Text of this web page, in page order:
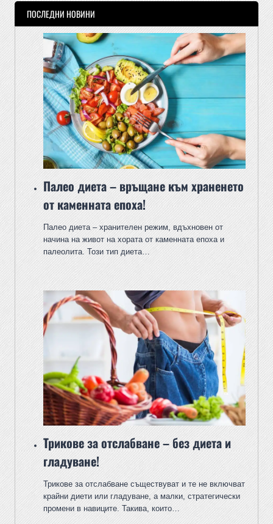
ПОСЛЕДНИ НОВИНИ
Палео диета – връщане към храненето
от каменната епоха!
Палео диета – хранителен режим, вдъхновен от
начина на живот на хората от каменната епоха и
палеолита. Този тип диета…
Трикове за отслабване – без диета и
гладуване!
Трикове за отслабване съществуват и те не включват
крайни диети или гладуване, а малки, стратегически
промени в навиците. Такива, които…